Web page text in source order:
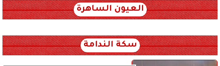
العيون الساهرة
سكة الندامة